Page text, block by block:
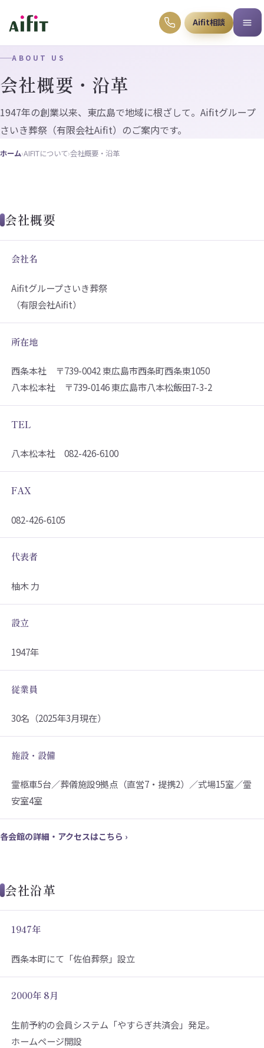
Aifit相談
ABOUT US
会社概要・沿革
1947年の創業以来、東広島で地域に根ざして。Aifitグループ
さいき葬祭（有限会社Aifit）のご案内です。
ホーム›AIFITについて›会社概要・沿革
会社概要
会社名
Aifitグループさいき葬祭
（有限会社Aifit）
所在地
西条本社 〒739-0042 東広島市西条町西条東1050
八本松本社 〒739-0146 東広島市八本松飯田7-3-2
TEL
八本松本社 082-426-6100
FAX
082-426-6105
代表者
柚木 力
設立
1947年
従業員
30名（2025年3月現在）
施設・設備
霊柩車5台／葬儀施設9拠点（直営7・提携2）／式場15室／霊
安室4室
各会館の詳細・アクセスはこちら ›
会社沿革
1947年
西条本町にて「佐伯葬祭」設立
2000年 8月
生前予約の会員システム「やすらぎ共済会」発足。
ホームページ開設